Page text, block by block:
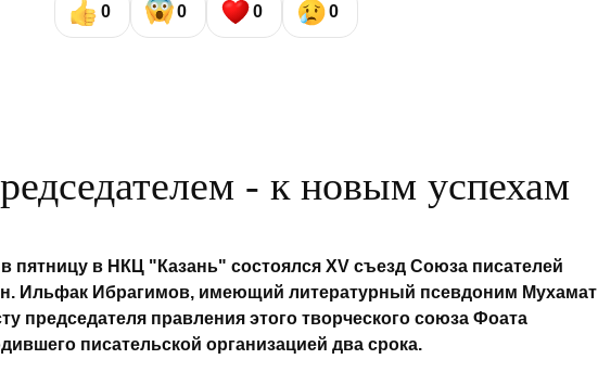
0 0 0 0
- к новым успехам
пятницу в НКЦ "Казань" состоялся XV съезд Союза писателей
Ильфак Ибрагимов, имеющий литературный псевдоним Мухамат
председателя правления этого творческого союза Фоата
писательской организацией два срока.